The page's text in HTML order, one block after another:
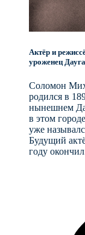
Актёр и
уроженец
Соломон
родился в
нынешнем
в этом
уже
Будущий
году